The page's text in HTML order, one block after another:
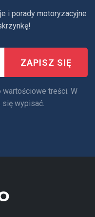
i porady motoryzacyjne
ZAPISZ SIĘ
wartościowe treści. W
wypisać.